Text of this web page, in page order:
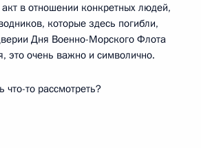
в отношении конкретных людей,
которые здесь погибли,
Дня Военно-Морского Флота
это очень важно и символично.
что-то рассмотреть?